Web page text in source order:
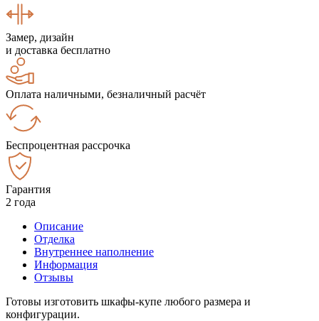
Замер, дизайн
и доставка бесплатно
Оплата наличными, безналичный расчёт
Беспроцентная рассрочка
Гарантия
2 года
Описание
Отделка
Внутреннее наполнение
Информация
Отзывы
Готовы изготовить шкафы-купе любого размера и
конфигурации.